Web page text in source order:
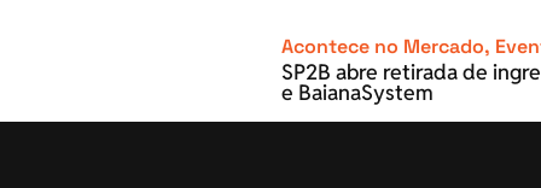
Acontece no Mercado,
SP2B abre retirada de
e BaianaSystem